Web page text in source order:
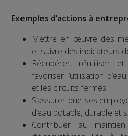
Exemples d’actions à
Mettre en œuvre des
et suivre des indicateurs
Récupérer, réutiliser
favoriser l’utilisation
et les circuits fermés
S’assurer que ses
d’eau potable, durable et
Contribuer au